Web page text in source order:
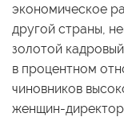
экономическое
другой страны,
золотой
в процентном
чиновников
женщин-